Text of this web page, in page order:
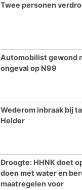
Twee personen
Automobilist gewond
ongeval op N99
Wederom inbraak bij
Helder
Droogte: HHNK doet
doen met water en
maatregelen voor